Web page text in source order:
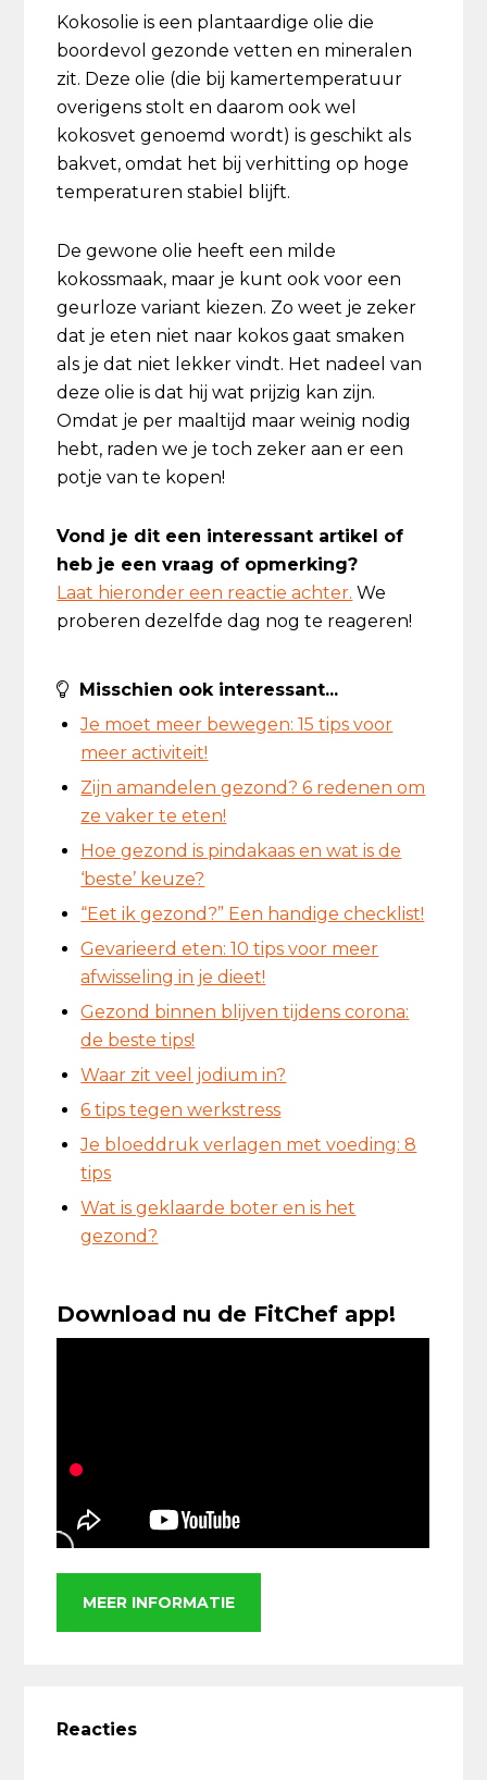
Kokosolie is een plantaardige olie die
boordevol gezonde vetten en mineralen
zit. Deze olie (die bij kamertemperatuur
overigens stolt en daarom ook wel
kokosvet genoemd wordt) is geschikt als
bakvet, omdat het bij verhitting op hoge
temperaturen stabiel blijft.
De gewone olie heeft een milde
kokossmaak, maar je kunt ook voor een
geurloze variant kiezen. Zo weet je zeker
dat je eten niet naar kokos gaat smaken
als je dat niet lekker vindt. Het nadeel van
deze olie is dat hij wat prijzig kan zijn.
Omdat je per maaltijd maar weinig nodig
hebt, raden we je toch zeker aan er een
potje van te kopen!
Vond je dit een interessant artikel of
heb je een vraag of opmerking?
Laat hieronder een reactie achter. We
proberen dezelfde dag nog te reageren!
Misschien ook interessant...
Je moet meer bewegen: 15 tips voor
meer activiteit!
Zijn amandelen gezond? 6 redenen om
ze vaker te eten!
Hoe gezond is pindakaas en wat is de
‘beste’ keuze?
“Eet ik gezond?” Een handige checklist!
Gevarieerd eten: 10 tips voor meer
afwisseling in je dieet!
Gezond binnen blijven tijdens corona:
de beste tips!
Waar zit veel jodium in?
6 tips tegen werkstress
Je bloeddruk verlagen met voeding: 8
tips
Wat is geklaarde boter en is het
gezond?
Download nu de FitChef app!
MEER INFORMATIE
Interacties
Reacties